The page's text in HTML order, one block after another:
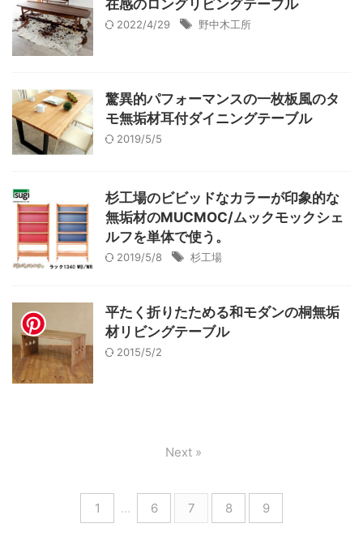
在感のロングリビングテーブル
2022/4/29 野中木工所
驚異的パフォーマンスの一枚板風のタ
モ無垢材耳付ダイニングテーブル
2019/5/5
杉工場のビビッドなカラーが印象的な
無垢材のMUCMOC/ムックモックシェ
ルフを単体で使う。
2019/5/8 杉工場
平たく折りたためる和モダンの桐無垢
材リビングテーブル
2015/5/2
1 … 6 7 8 9
Next »